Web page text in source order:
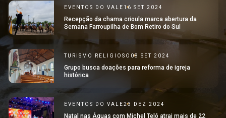
EVENTOS DO VALE 16 SET 2024
Recepção da chama crioula marca abertura da
Semana Farroupilha de Bom Retiro do Sul
TURISMO RELIGIOSO 08 SET 2024
Grupo busca doações para reforma de igreja
histórica
EVENTOS DO VALE23 DEZ 2024
Natal nas Águas com Michel Teló atrai mais de 22